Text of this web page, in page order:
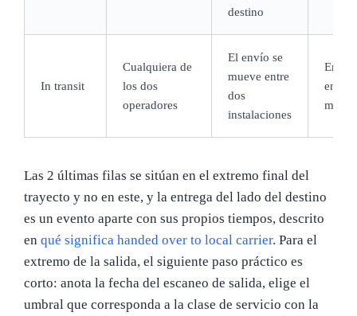
destino
In transit
Cualquiera de
los dos
operadores
El envío se
mueve entre
dos
instalaciones
En
en
mueve
Las 2 últimas filas se sitúan en el extremo final del
trayecto y no en este, y la entrega del lado del destino
es un evento aparte con sus propios tiempos, descrito
en qué significa handed over to local carrier. Para el
extremo de la salida, el siguiente paso práctico es
corto: anota la fecha del escaneo de salida, elige el
umbral que corresponda a la clase de servicio con la